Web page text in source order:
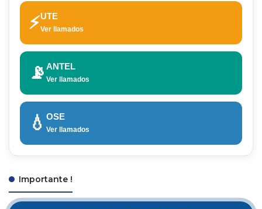
⚡UTE
Ver llamados
📡 ANTEL
Ver llamados
💧 OSE
Ver llamados
Importante !